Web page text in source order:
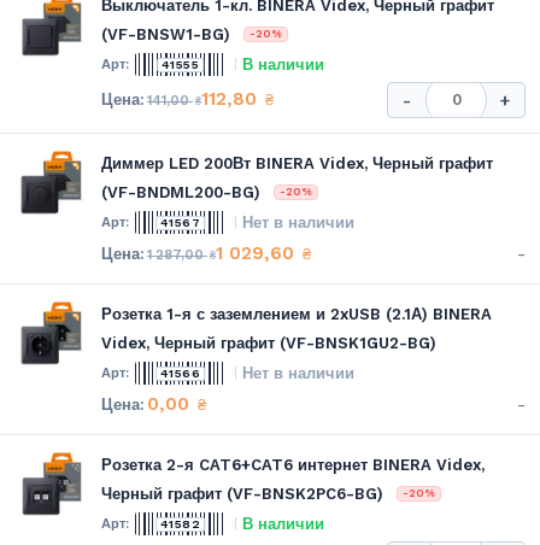
Выключатель 1-кл. BINERA Videx, Черный графит
(VF-BNSW1-BG)
-20%
41555 В наличии
141,00₴112,80 ₴ - +
Диммер LED 200Вт BINERA Videx, Черный графит
(VF-BNDML200-BG)
-20%
41567 Нет в наличии
1 287,00₴1 029,60 ₴ -
Розетка 1-я с заземлением и 2xUSB (2.1А) BINERA
Videx, Черный графит (VF-BNSK1GU2-BG)
41566 Нет в наличии
0,00 ₴ -
Розетка 2-я CAT6+CAT6 интернет BINERA Videx,
Черный графит (VF-BNSK2PC6-BG)
-20%
41582 В наличии